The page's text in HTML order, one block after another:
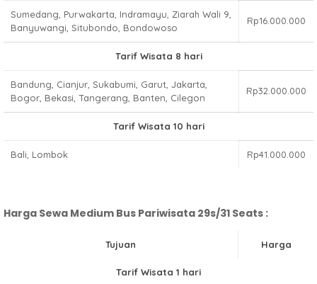
Sumedang, Purwakarta, Indramayu, Ziarah Wali 9,
Banyuwangi, Situbondo, Bondowoso
Rp16.000.000
Tarif Wisata 8 hari
Bandung, Cianjur, Sukabumi, Garut, Jakarta,
Bogor, Bekasi, Tangerang, Banten, Cilegon
Rp32.000.000
Tarif Wisata 10 hari
Bali, Lombok Rp41.000.000
Harga Sewa Medium Bus Pariwisata 29s/31 Seats :
Tujuan Harga
Tarif Wisata 1 hari